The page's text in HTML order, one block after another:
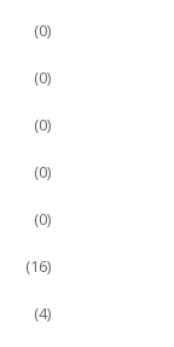
(0)
(0)
(0)
(0)
(0)
(16)
(4)